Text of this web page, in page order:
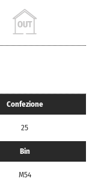
Confezione
25
Bin
M54